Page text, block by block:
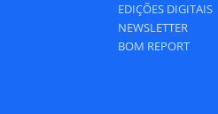
EDIÇÕES DIGITAIS
NEWSLETTER
BOM REPORT